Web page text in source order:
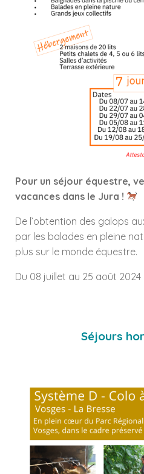
Pour un séjour équestre,
vacances dans le Jura !
De l’obtention des galops
par les balades en pleine
plus sur le monde équestre.
Du 08 juillet au 25 août 2024
Séjours